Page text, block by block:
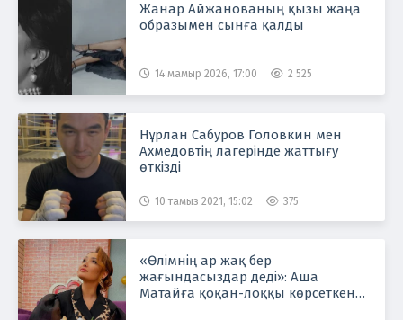
Жанар Айжанованың қызы жаңа
образымен сынға қалды
14 мамыр 2026, 17:00 2 525
Нұрлан Сабуров Головкин мен
Ахмедовтің лагерінде жаттығу
өткізді
10 тамыз 2021, 15:02 375
«Өлімнің ар жақ бер
жағындасыздар деді»: Аша
Матайға қоқан-лоққы көрсеткен